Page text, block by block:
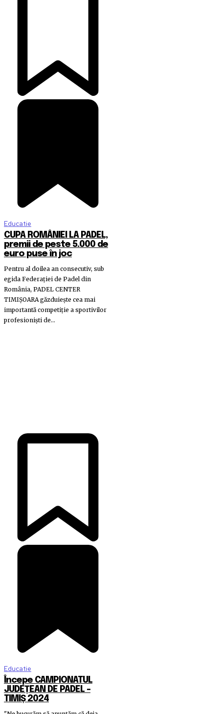
Educatie
CUPA ROMÂNIEI LA PADEL,
premii de peste 5.000 de
euro puse în joc
Pentru al doilea an consecutiv, sub
egida Federației de Padel din
România, PADEL CENTER
TIMIȘOARA găzduiește cea mai
importantă competiție a sportivilor
profesioniști de...
Educatie
Începe CAMPIONATUL
JUDEȚEAN DE PADEL –
TIMIȘ 2024